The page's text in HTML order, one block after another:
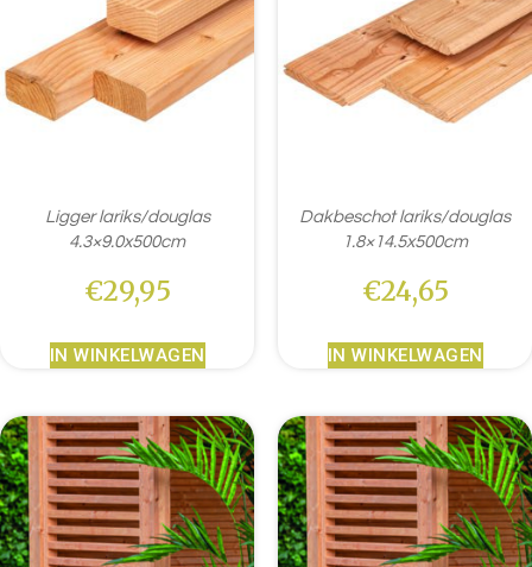
Ligger lariks/douglas
4.3×9.0x500cm
€29,95
IN WINKELWAGEN
Dakbeschot lariks/douglas
1.8×14.5x500cm
€24,65
IN WINKELWAGEN